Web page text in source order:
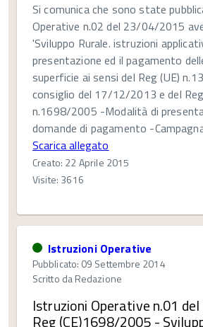
Si comunica che sono state
Operative n.02 del 23/04/2015
'Sviluppo Rurale. istruzioni
presentazione ed il pagamento
superficie ai sensi del Reg (UE)
consiglio del 17/12/2013 e del
n.1698/2005 -Modalità di
domande di pagamento -
Scarica allegato
Creato: 22 Aprile 2015
Visite: 3616
Istruzioni Operative
Pubblicato: 09 Settembre 2014
Scritto daRedazione
Istruzioni Operative n.01
Reg (CE)1698/2005 -